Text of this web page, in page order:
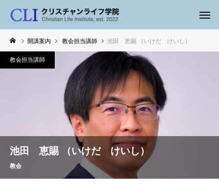
開講案内 教会担当講師 池田 恵賜 （いけだ けいし）
池田 恵賜 （いけだ けいし）
教会
教会担当講師